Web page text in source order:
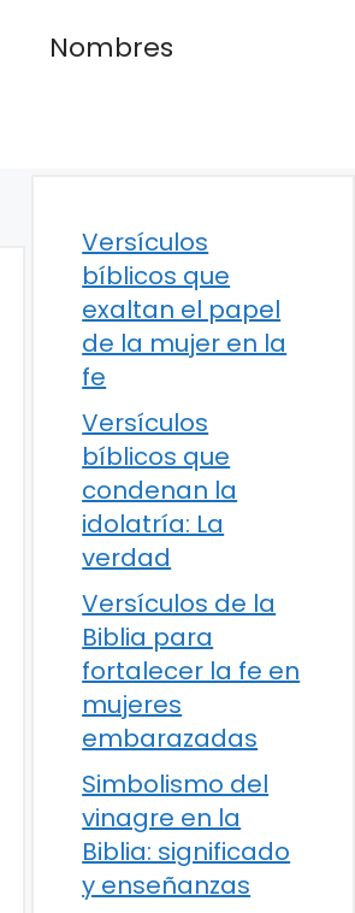
Nombres
Versículos
bíblicos que
exaltan el papel
de la mujer en la
fe
Versículos
bíblicos que
condenan la
idolatría: La
verdad
Versículos de la
Biblia para
fortalecer la fe en
mujeres
embarazadas
Simbolismo del
vinagre en la
Biblia: significado
y enseñanzas